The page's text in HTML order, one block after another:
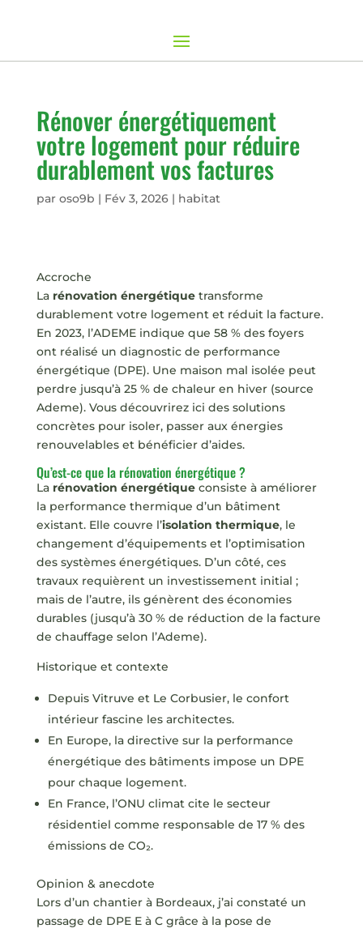
Rénover énergétiquement
votre logement pour réduire
durablement vos factures
par oso9b | Fév 3, 2026| habitat
Accroche
La rénovation énergétiquetransforme
durablement votre logement et réduit la facture.
En 2023, l’ADEME indique que 58 % des foyers
ont réalisé un diagnostic de performance
énergétique (DPE). Une maison mal isolée peut
perdre jusqu’à 25 % de chaleur en hiver (source
Ademe). Vous découvrirez ici des solutions
concrètes pour isoler, passer aux énergies
renouvelables et bénéficier d’aides.
Qu’est-ce que la rénovation énergétique ?
La rénovation énergétiqueconsiste à améliorer
la performance thermique d’un bâtiment
existant. Elle couvre l’isolation thermique, le
changement d’équipements et l’optimisation
des systèmes énergétiques. D’un côté, ces
travaux requièrent un investissement initial ;
mais de l’autre, ils génèrent des économies
durables (jusqu’à 30 % de réduction de la facture
de chauffage selon l’Ademe).
Historique et contexte
Depuis Vitruve et Le Corbusier, le confort
intérieur fascine les architectes.
En Europe, la directive sur la performance
énergétique des bâtiments impose un DPE
pour chaque logement.
En France, l’ONU climat cite le secteur
résidentiel comme responsable de 17 % des
émissions de CO₂.
Opinion & anecdote
Lors d’un chantier à Bordeaux, j’ai constaté un
passage de DPE E à C grâce à la pose de